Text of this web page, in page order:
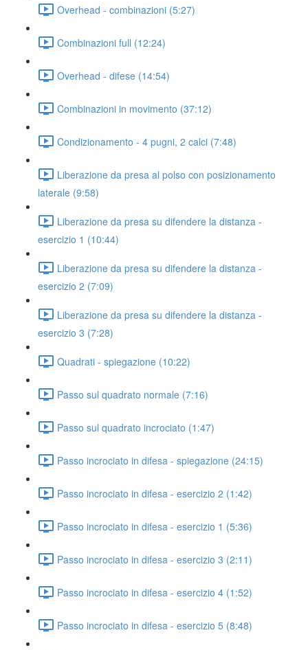
Overhead - combinazioni (5:27)
Combinazioni full (12:24)
Overhead - difese (14:54)
Combinazioni in movimento (37:12)
Condizionamento - 4 pugni, 2 calci (7:48)
Liberazione da presa al polso con posizionamento
laterale (9:58)
Liberazione da presa su difendere la distanza -
esercizio 1 (10:44)
Liberazione da presa su difendere la distanza -
esercizio 2 (7:09)
Liberazione da presa su difendere la distanza -
esercizio 3 (7:28)
Quadrati - spiegazione (10:22)
Passo sul quadrato normale (7:16)
Passo sul quadrato incrociato (1:47)
Passo incrociato in difesa - spiegazione (24:15)
Passo incrociato in difesa - esercizio 2 (1:42)
Passo incrociato in difesa - esercizio 1 (5:36)
Passo incrociato in difesa - esercizio 3 (2:11)
Passo incrociato in difesa - esercizio 4 (1:52)
Passo incrociato in difesa - esercizio 5 (8:48)